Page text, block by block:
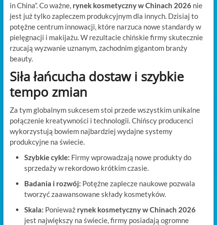
in China”. Co ważne, rynek kosmetyczny w Chinach 2026nie
jest już tylko zapleczem produkcyjnym dla innych. Dzisiaj to
potężne centrum innowacji, które narzuca nowe standardy w
pielęgnacji i makijażu. W rezultacie chińskie firmy skutecznie
rzucają wyzwanie uznanym, zachodnim gigantom branży
beauty.
Siła łańcucha dostaw i szybkie
tempo zmian
Za tym globalnym sukcesem stoi przede wszystkim unikalne
połączenie kreatywności i technologii. Chińscy producenci
wykorzystują bowiem najbardziej wydajne systemy
produkcyjne na świecie.
Szybkie cykle: Firmy wprowadzają nowe produkty do
sprzedaży w rekordowo krótkim czasie.
Badania i rozwój: Potężne zaplecze naukowe pozwala
tworzyć zaawansowane składy kosmetyków.
Skala: Ponieważ rynek kosmetyczny w Chinach 2026
jest największy na świecie, firmy posiadają ogromne